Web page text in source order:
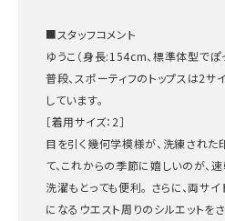
■スタッフコメント
ゆうこ（身長:154cm、標準体型でぽ
普段、スポーティフのトップスは2サ
しています。
［着用サイズ：2］
目を引く幾何学模様が、洗練された
て、これからの季節に嬉しいのが、
洗濯もとっても便利。 さらに、両サ
になるウエスト周りのシルエットを